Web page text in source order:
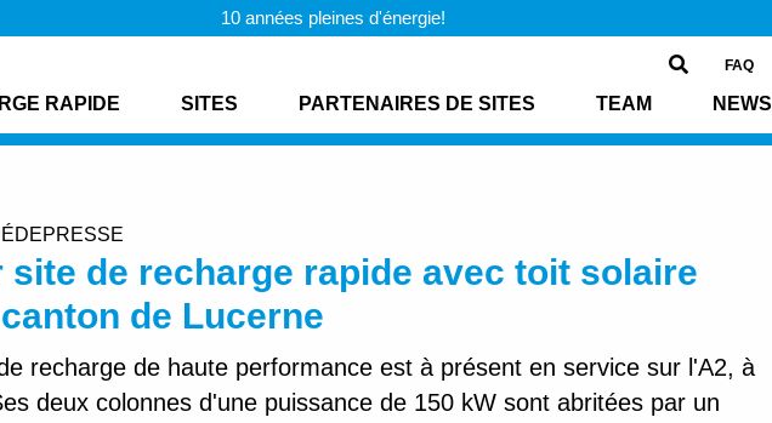
10 années pleines d'énergie!
RAPIDE SITES PARTENAIRES DE SITES TEAM NEWS
FAQ
site de recharge rapide avec toit solaire
de Lucerne
recharge de haute performance est à présent en service sur l'A2, à
deux colonnes d'une puissance de 150 kW sont abritées par un